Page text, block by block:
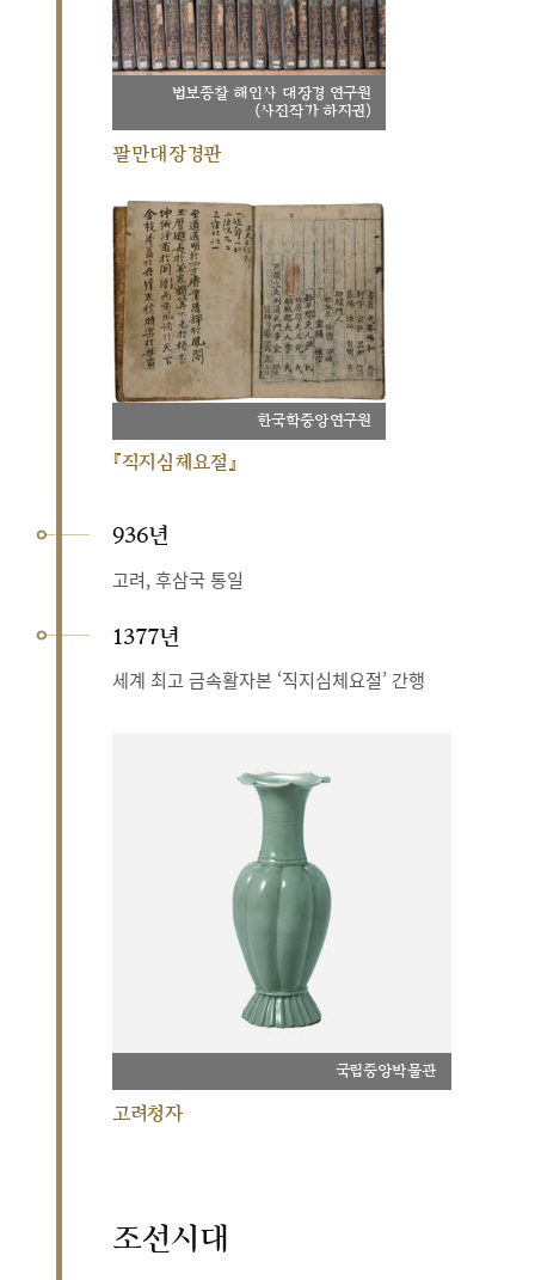
법보종찰 해인사 대장경 연구원
(사진작가 하지권)
팔만대장경판
한국학중앙연구원
『직지심체요절』
936년
고려, 후삼국 통일
1377년
세계 최고 금속활자본 ‘직지심체요절’ 간행
국립중앙박물관
고려청자
조선시대